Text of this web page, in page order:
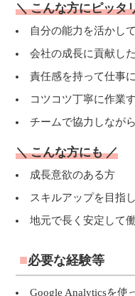
＼ こんな方にピッタ
自分の能力を活かし
会社の成長に貢献し
責任感を持って仕事
コツコツ丁寧に作業
チームで協力しなが
＼ こんな方にも ／
成長意欲のある方
スキルアップを目指
地元で長く安定して
必要な経験等
Google Analyticsを使